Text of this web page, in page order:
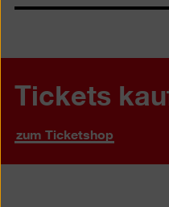
Tickets
zum Ticketshop